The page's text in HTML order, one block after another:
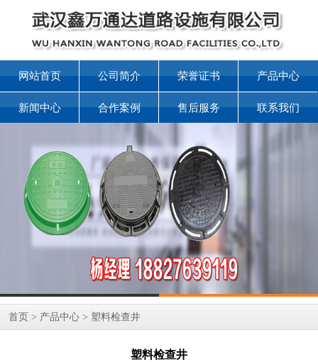
网站首页 公司简介 荣誉证书 产品中心
新闻中心 合作案例 售后服务 联系我们
首页 > 产品中心 > 塑料检查井
塑料检查井